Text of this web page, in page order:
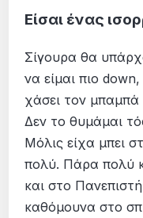
Είσαι ένας
Σίγουρα θα
να είμαι πιο
χάσει τον
Δεν το θυμάμαι
Μόλις είχα μπει
πολύ. Πάρα πολύ
και στο
καθόμουνα στο